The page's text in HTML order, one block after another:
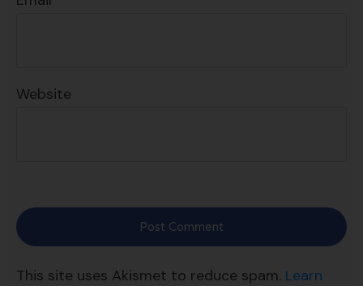
Website
Post Comment
This site uses Akismet to reduce spam. Learn